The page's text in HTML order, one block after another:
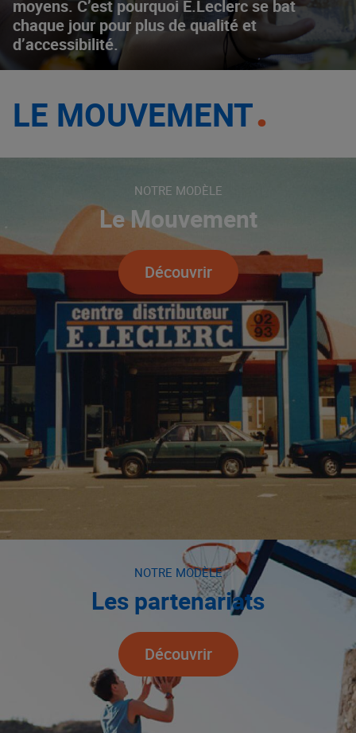
moyens. C’est pourquoi E.Leclerc se bat
chaque jour pour plus de qualité et
d’accessibilité.
LE MOUVEMENT
NOTRE MODÈLE
Le Mouvement
Découvrir
NOTRE MODÈLE
Les partenariats
Découvrir